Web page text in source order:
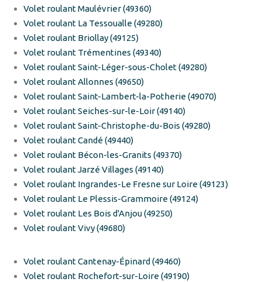
Volet roulant Maulévrier (49360)
Volet roulant La Tessoualle (49280)
Volet roulant Briollay (49125)
Volet roulant Trémentines (49340)
Volet roulant Saint-Léger-sous-Cholet (49280)
Volet roulant Allonnes (49650)
Volet roulant Saint-Lambert-la-Potherie (49070)
Volet roulant Seiches-sur-le-Loir (49140)
Volet roulant Saint-Christophe-du-Bois (49280)
Volet roulant Candé (49440)
Volet roulant Bécon-les-Granits (49370)
Volet roulant Jarzé Villages (49140)
Volet roulant Ingrandes-Le Fresne sur Loire (49123)
Volet roulant Le Plessis-Grammoire (49124)
Volet roulant Les Bois d'Anjou (49250)
Volet roulant Vivy (49680)
Volet roulant Cantenay-Épinard (49460)
Volet roulant Rochefort-sur-Loire (49190)